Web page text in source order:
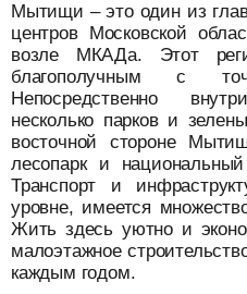
Мытищи – это один из
центров Московской
возле МКАДа. Этот
благополучным с
Непосредственно
несколько парков и
восточной стороне
лесопарк и
Транспорт и
уровне, имеется
Жить здесь уютно и
малоэтажное
каждым годом.